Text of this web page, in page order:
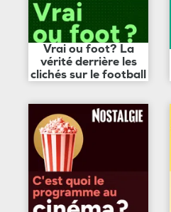
Vrai ou foot? La
vérité derrière les
clichés sur le football